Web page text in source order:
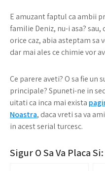
E amuzant faptul ca ambii
familie Deniz, nu-i asa? sau,
orice caz, abia asteptam sa
dar mai ales ce chimie vor
Ce parere aveti? O sa fie un
principale? Spuneti-ne in
uitati ca inca mai exista
Noastra, daca vreti sa va
in acest serial turcesc.
Sigur O Sa Va Placa Si: